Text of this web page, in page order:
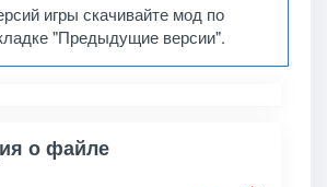
игры скачивайте мод по
"Предыдущие версии".
о файле